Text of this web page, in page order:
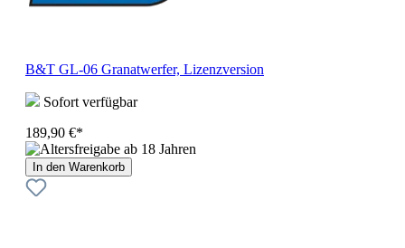
B&T GL-06 Granatwerfer, Lizenzversion
Sofort verfügbar
189,90 €*
In den Warenkorb